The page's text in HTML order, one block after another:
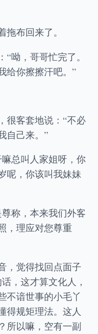
布回来了。
呦，哥哥忙完了。
给你擦擦汗吧。”
很客套地说：“不必
自己来。”
总叫人家姐呀，你
呢，你该叫我妹妹
称，本来我们外客
，理应对您尊重
，觉得找回点面子
，这才算文化人，
不谙世事的小毛丫
得规矩理法。这人
所以嘛，空有一副